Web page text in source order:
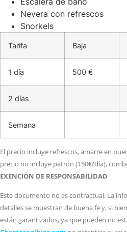
Nevera con refrescos
Snorkels
Tarifa Baja
1 día 500 €
2 días
Semana
El precio incluye refrescos, amarre en
precio no incluye patrón (150€/día),
EXENCIÓN DE RESPONSABILIDAD
Este documento no es contractual. La
detalles se muestran de buena fe y, si
están garantizados, ya que pueden no